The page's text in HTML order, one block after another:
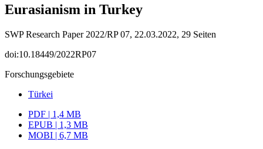
Eurasianism in Turkey
SWP Research Paper 2022/RP 07, 22.03.2022, 29 Seiten
doi:10.18449/2022RP07
Forschungsgebiete
Türkei
PDF | 1,4 MB
EPUB | 1,3 MB
MOBI | 6,7 MB